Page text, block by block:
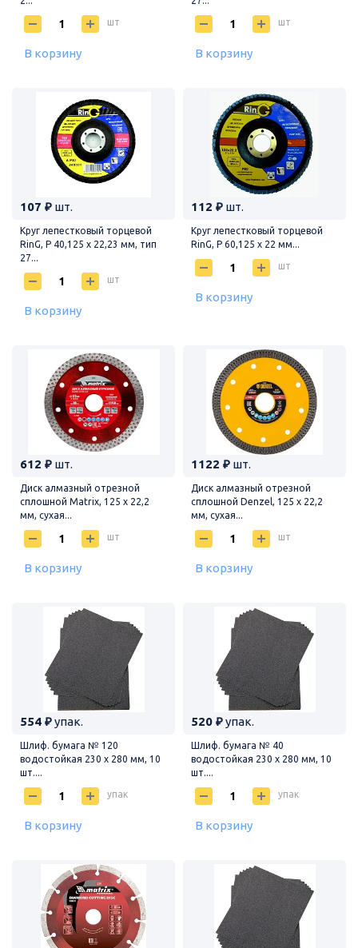
шт
В корзину
шт
В корзину
107 ₽ шт.
Круг лепестковый торцевой
RinG, P 40,125 х 22,23 мм, тип
27...
шт
В корзину
112 ₽ шт.
Круг лепестковый торцевой
RinG, P 60,125 х 22 мм...
шт
В корзину
612 ₽ шт.
Диск алмазный отрезной
сплошной Matrix, 125 х 22,2
мм, сухая...
шт
В корзину
1122 ₽ шт.
Диск алмазный отрезной
сплошной Denzel, 125 х 22,2
мм, сухая...
шт
В корзину
554 ₽упак.
Шлиф. бумага № 120
водостойкая 230 х 280 мм, 10
шт....
упак
В корзину
520 ₽упак.
Шлиф. бумага № 40
водостойкая 230 х 280 мм, 10
шт....
упак
В корзину